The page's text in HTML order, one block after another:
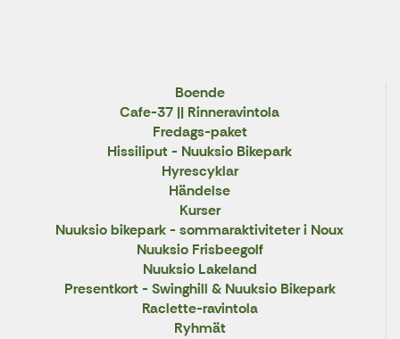
Boende
Cafe-37 || Rinneravintola
Fredags-paket
Hissiliput - Nuuksio Bikepark
Hyrescyklar
Händelse
Kurser
Nuuksio bikepark - sommaraktiviteter i Noux
Nuuksio Frisbeegolf
Nuuksio Lakeland
Presentkort - Swinghill & Nuuksio Bikepark
Raclette-ravintola
Ryhmät